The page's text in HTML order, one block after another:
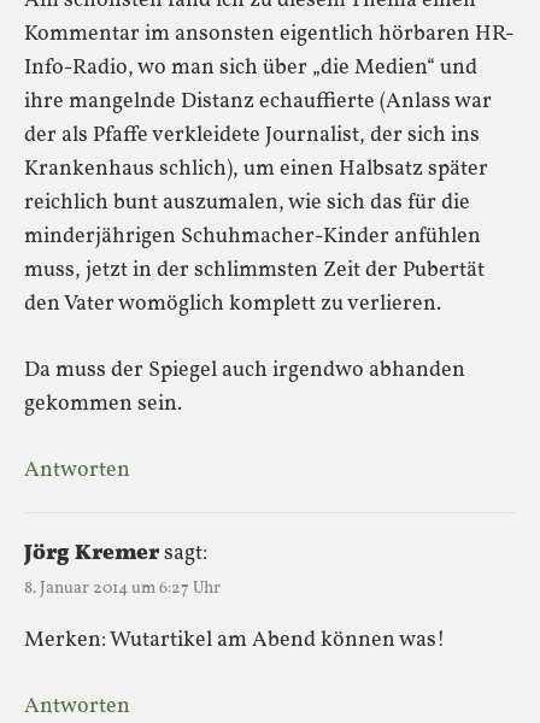
Kommentar im ansonsten eigentlich hörbaren HR-
Info-Radio, wo man sich über „die Medien“ und
ihre mangelnde Distanz echauffierte (Anlass war
der als Pfaffe verkleidete Journalist, der sich ins
Krankenhaus schlich), um einen Halbsatz später
reichlich bunt auszumalen, wie sich das für die
minderjährigen Schuhmacher-Kinder anfühlen
muss, jetzt in der schlimmsten Zeit der Pubertät
den Vater womöglich komplett zu verlieren.
Da muss der Spiegel auch irgendwo abhanden
gekommen sein.
Antworten
Jörg Kremersagt:
8. Januar 2014 um 6:27 Uhr
Merken: Wutartikel am Abend können was!
Antworten